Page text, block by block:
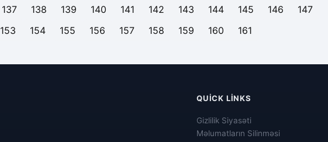
137 138 139 140 141 142 143 144 145 146
147
153 154 155 156 157 158 159 160 161
QUICK LINKS
Gizlilik Siyasəti
Məlumatların Silinməsi